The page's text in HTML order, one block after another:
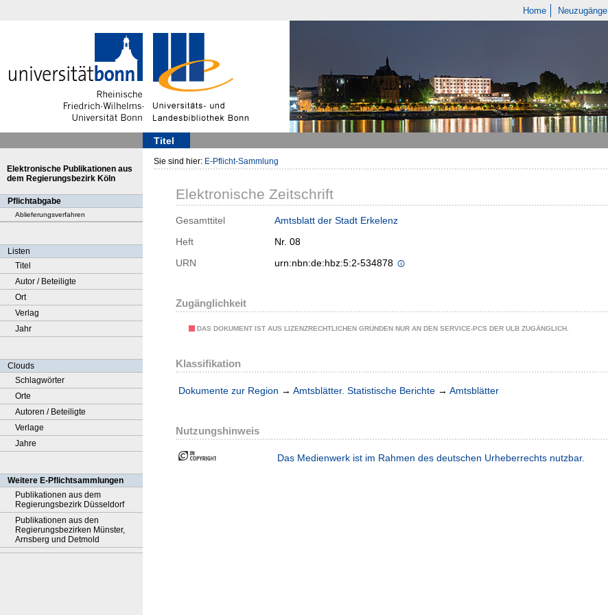
Home Neuzugänge
Titel
Elektronische Publikationen aus
dem Regierungsbezirk Köln
Pflichtabgabe
Ablieferungsverfahren
Listen
Titel
Autor / Beteiligte
Ort
Verlag
Jahr
Clouds
Schlagwörter
Orte
Autoren / Beteiligte
Verlage
Jahre
Weitere E-Pflichtsammlungen
Publikationen aus dem
Regierungsbezirk Düsseldorf
Publikationen aus den
Regierungsbezirken Münster,
Arnsberg und Detmold
Sie sind hier: E-Pflicht-Sammlung
Elektronische Zeitschrift
Gesamttitel
Amtsblatt der Stadt Erkelenz
Heft
Nr. 08
URN
urn:nbn:de:hbz:5:2-534878
Zugänglichkeit
DAS DOKUMENT IST AUS LIZENZRECHTLICHEN GRÜNDEN NUR AN DEN SERVICE-PCS DER ULB ZUGÄNGLICH.
Klassifikation
Dokumente zur Region → Amtsblätter. Statistische Berichte → Amtsblätter
Nutzungshinweis
Das Medienwerk ist im Rahmen des deutschen Urheberrechts nutzbar.